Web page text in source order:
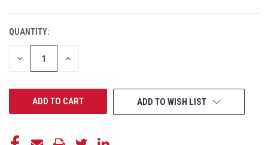
CURRENT
STOCK:
QUANTITY:
DECREASE INCREASE
ADD TO WISH LIST